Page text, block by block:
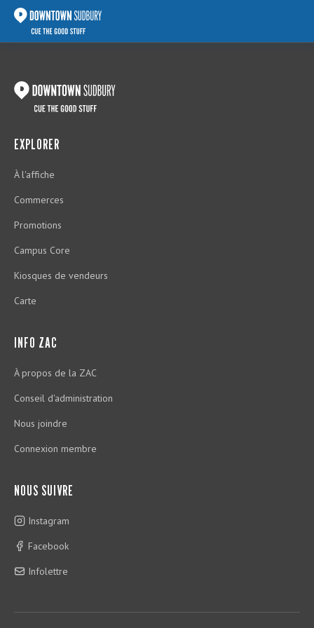
EXPLORER
À l'affiche
Commerces
Promotions
Campus Core
Kiosques de vendeurs
Carte
INFO ZAC
À propos de la ZAC
Conseil d'administration
Nous joindre
Connexion membre
NOUS SUIVRE
Instagram
Facebook
Infolettre